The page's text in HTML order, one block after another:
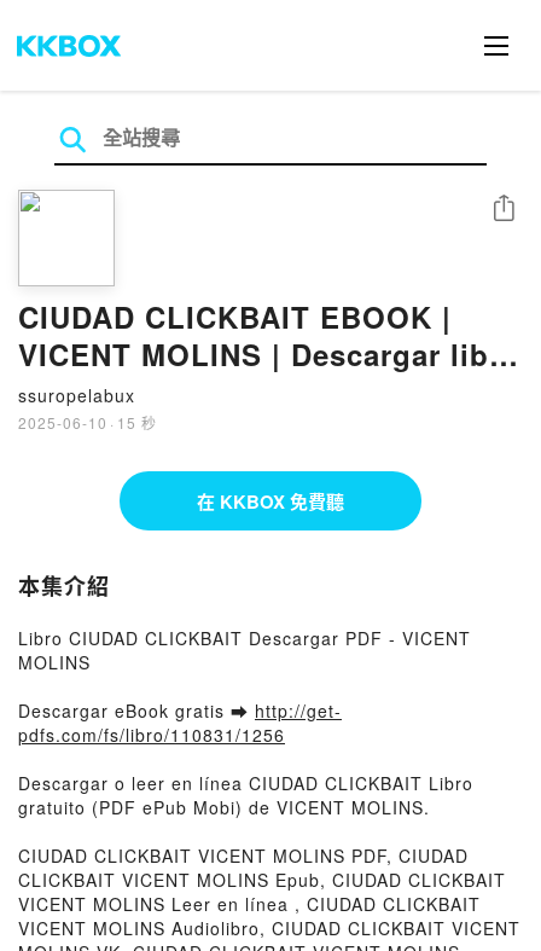
CIUDAD CLICKBAIT EBOOK |
VICENT MOLINS | Descargar libro
PDF EPUB
ssuropelabux
2025-06-10 · 15 秒
分享
在 KKBOX 免費聽
本集介紹
Libro CIUDAD CLICKBAIT Descargar PDF - VICENT
MOLINS
Descargar eBook gratis ➡ http://get-
pdfs.com/fs/libro/110831/1256
Descargar o leer en línea CIUDAD CLICKBAIT Libro
gratuito (PDF ePub Mobi) de VICENT MOLINS.
CIUDAD CLICKBAIT VICENT MOLINS PDF, CIUDAD
CLICKBAIT VICENT MOLINS Epub, CIUDAD CLICKBAIT
VICENT MOLINS Leer en línea , CIUDAD CLICKBAIT
VICENT MOLINS Audiolibro, CIUDAD CLICKBAIT VICENT